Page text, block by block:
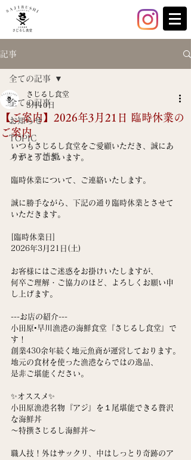
記事
全ての記事
お知らせ
TOPIC
メディア情報
全ての記事
【ご案内】2026年3月21日 臨時休業の
ご案内
さじるし食堂
3月10日
いつもさじるし食堂をご愛顧いただき、誠にあ
りがとうございます。
臨時休業について、ご連絡いたします。
誠に勝手ながら、下記の通り臨時休業とさせて
いただきます。
[臨時休業日]
2026年3月21日(土)
お客様にはご迷惑をお掛けいたしますが、
何卒ご理解・ご協力のほど、よろしくお願い申
し上げます。
---お店の紹介---
小田原•早川漁港の海鮮食堂『さじるし食堂』で
す！
創業430余年続く地元魚商が運営しております。
地元の食材を使った漁港ならではの逸品、
是非ご堪能ください。
✨オススメ✨
小田原漁港名物『アジ』を１尾堪能できる贅沢
な海鮮丼
〜特撰さじるし海鮮丼〜
職人技！外はサックリ、中はしっとり奇跡のア